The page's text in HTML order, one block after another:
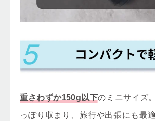
重さわずか150g以下のミニサイズ
っぽり収まり、旅行や出張にも最